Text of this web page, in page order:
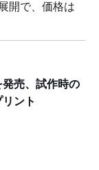
開で、価格は
売、試作時の
ント